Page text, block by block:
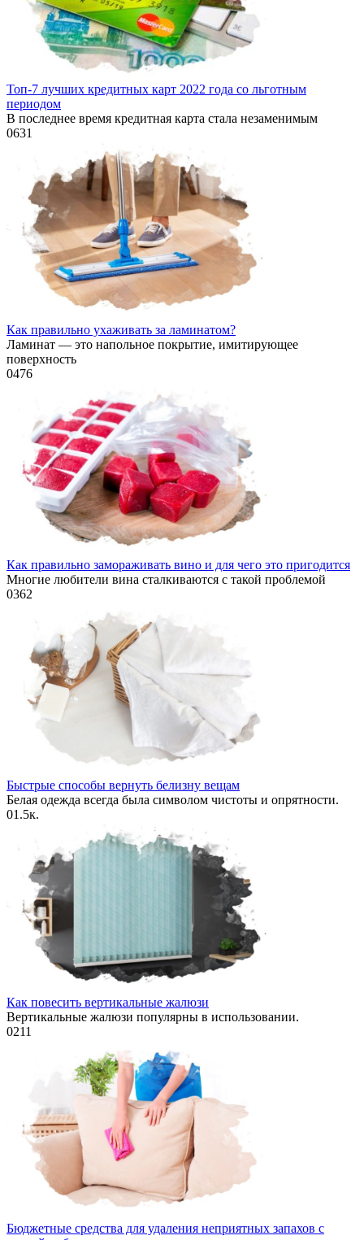
Топ-7 лучших кредитных карт 2022 года со льготным
периодом
В последнее время кредитная карта стала незаменимым
0631
Как правильно ухаживать за ламинатом?
Ламинат — это напольное покрытие, имитирующее
поверхность
0476
Как правильно замораживать вино и для чего это пригодится
Многие любители вина сталкиваются с такой проблемой
0362
Быстрые способы вернуть белизну вещам
Белая одежда всегда была символом чистоты и опрятности.
01.5к.
Как повесить вертикальные жалюзи
Вертикальные жалюзи популярны в использовании.
0211
Бюджетные средства для удаления неприятных запахов с